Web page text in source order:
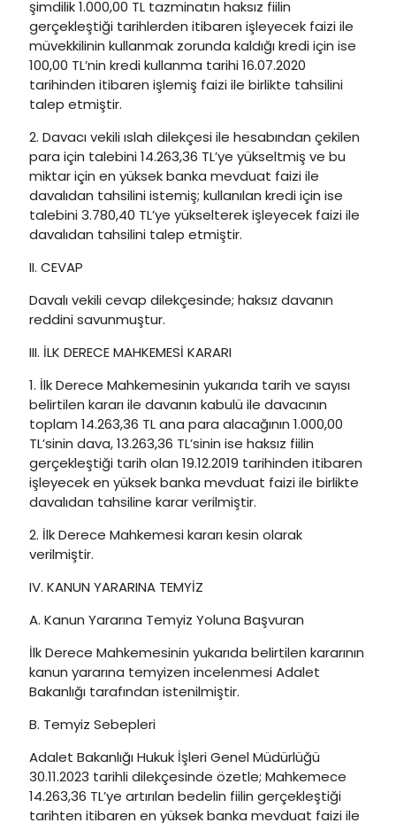
şimdilik 1.000,00 TL tazminatın haksız fiilin
gerçekleştiği tarihlerden itibaren işleyecek faizi ile
müvekkilinin kullanmak zorunda kaldığı kredi için ise
100,00 TL’nin kredi kullanma tarihi 16.07.2020
tarihinden itibaren işlemiş faizi ile birlikte tahsilini
talep etmiştir.
2. Davacı vekili ıslah dilekçesi ile hesabından çekilen
para için talebini 14.263,36 TL’ye yükseltmiş ve bu
miktar için en yüksek banka mevduat faizi ile
davalıdan tahsilini istemiş; kullanılan kredi için ise
talebini 3.780,40 TL’ye yükselterek işleyecek faizi ile
davalıdan tahsilini talep etmiştir.
II. CEVAP
Davalı vekili cevap dilekçesinde; haksız davanın
reddini savunmuştur.
III. İLK DERECE MAHKEMESİ KARARI
1. İlk Derece Mahkemesinin yukarıda tarih ve sayısı
belirtilen kararı ile davanın kabulü ile davacının
toplam 14.263,36 TL ana para alacağının 1.000,00
TL’sinin dava, 13.263,36 TL’sinin ise haksız fiilin
gerçekleştiği tarih olan 19.12.2019 tarihinden itibaren
işleyecek en yüksek banka mevduat faizi ile birlikte
davalıdan tahsiline karar verilmiştir.
2. İlk Derece Mahkemesi kararı kesin olarak
verilmiştir.
IV. KANUN YARARINA TEMYİZ
A. Kanun Yararına Temyiz Yoluna Başvuran
İlk Derece Mahkemesinin yukarıda belirtilen kararının
kanun yararına temyizen incelenmesi Adalet
Bakanlığı tarafından istenilmiştir.
B. Temyiz Sebepleri
Adalet Bakanlığı Hukuk İşleri Genel Müdürlüğü
30.11.2023 tarihli dilekçesinde özetle; Mahkemece
14.263,36 TL’ye artırılan bedelin fiilin gerçekleştiği
tarihten itibaren en yüksek banka mevduat faizi ile